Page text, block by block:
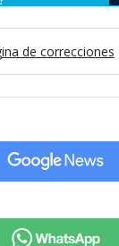
de correcciones